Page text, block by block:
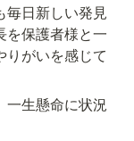
毎日新しい発見
を保護者様と一
りがいを感じて
一生懸命に状況